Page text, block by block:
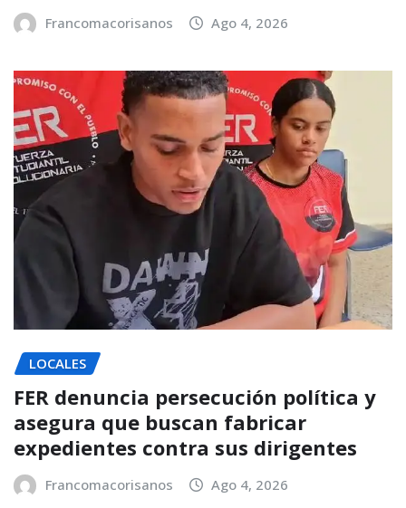
Francomacorisanos Ago 4, 2026
LOCALES
FER denuncia persecución política y
asegura que buscan fabricar
expedientes contra sus dirigentes
Francomacorisanos Ago 4, 2026